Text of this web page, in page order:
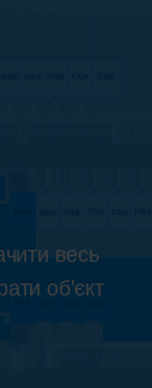
весь
об'єкт